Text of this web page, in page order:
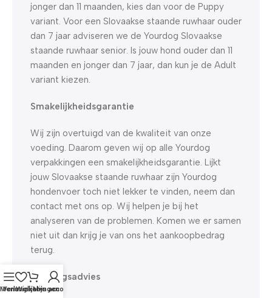
jonger dan 11 maanden, kies dan voor de Puppy
variant. Voor een Slovaakse staande ruwhaar ouder
dan 7 jaar adviseren we de Yourdog Slovaakse
staande ruwhaar senior. Is jouw hond ouder dan 11
maanden en jonger dan 7 jaar, dan kun je de Adult
variant kiezen.
Smakelijkheidsgarantie
Wij zijn overtuigd van de kwaliteit van onze
voeding. Daarom geven wij op alle Yourdog
verpakkingen een smakelijkheidsgarantie. Lijkt
jouw Slovaakse staande ruwhaar zijn Yourdog
hondenvoer toch niet lekker te vinden, neem dan
contact met ons op. Wij helpen je bij het
analyseren van de problemen. Komen we er samen
niet uit dan krijg je van ons het aankoopbedrag
terug.
Voedingsadvies
Menu
Verlanglijst
Winkelwagen
Mijn account